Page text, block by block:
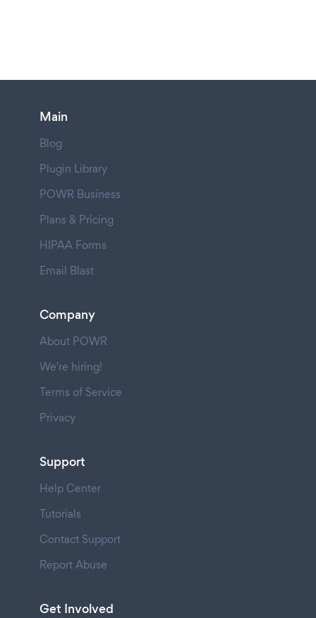
Main
Blog
Plugin Library
POWR Business
Plans & Pricing
HIPAA Forms
Email Blast
Company
About POWR
We're hiring!
Terms of Service
Privacy
Support
Help Center
Tutorials
Contact Support
Report Abuse
Get Involved